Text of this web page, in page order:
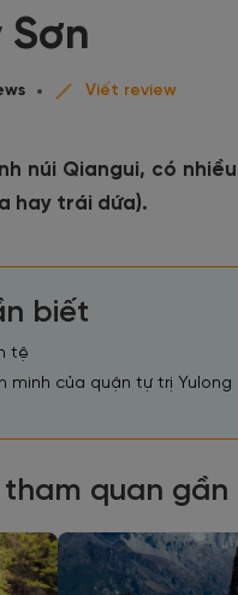
Sơn
Viết review
núi Qiangui, có
hay trái dứa).
biết
tệ
minh của quận tự trị
quan gần